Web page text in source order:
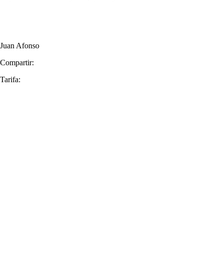
Juan Afonso
Compartir:
Tarifa: